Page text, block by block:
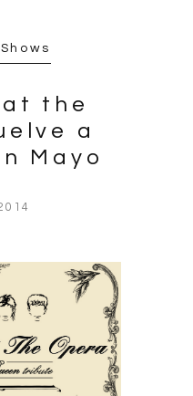
the
a
Mayo